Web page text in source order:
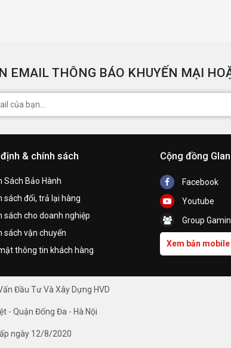
EMAIL THÔNG BÁO KHUYẾN MẠI
& chính sách
Sách Bảo Hành
sách đổi, trả lại hàng
sách cho doanh nghiệp
sách vận chuyển
thông tin khách hàng
Cộng đồng
Facebook
Youtube
Group
Xem bản mobile
Đầu Tư Và Xây Dựng HVD
- Quận Đống Đa - Hà Nội
ngày 12/8/2020